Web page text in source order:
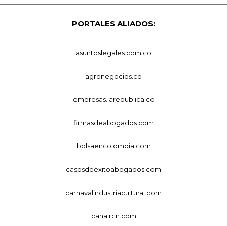
PORTALES ALIADOS:
asuntoslegales.com.co
agronegocios.co
empresas.larepublica.co
firmasdeabogados.com
bolsaencolombia.com
casosdeexitoabogados.com
carnavalindustriacultural.com
canalrcn.com